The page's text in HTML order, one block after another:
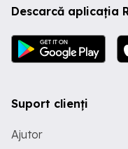
Descarcă aplicația
Suport clienți
Ajutor